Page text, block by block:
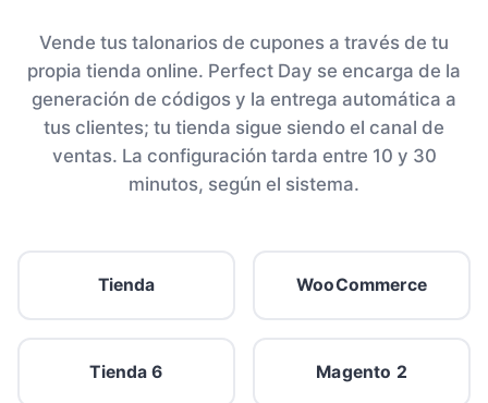
Vende tus talonarios de cupones a través de tu
propia tienda online. Perfect Day se encarga de la
generación de códigos y la entrega automática a
tus clientes; tu tienda sigue siendo el canal de
ventas. La configuración tarda entre 10 y 30
minutos, según el sistema.
Tienda WooCommerce
Tienda 6 Magento 2